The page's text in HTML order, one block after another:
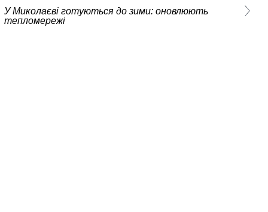
У Миколаєві готуються до зими: оновлюють
тепломережі